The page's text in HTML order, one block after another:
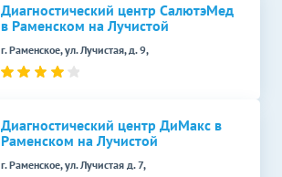
Диагностический центр СалютэМед
в Раменском на Лучистой
г. Раменское, ул. Лучистая, д. 9,
Диагностический центр ДиМакс в
Раменском на Лучистой
г. Раменское, ул. Лучистая д. 7,